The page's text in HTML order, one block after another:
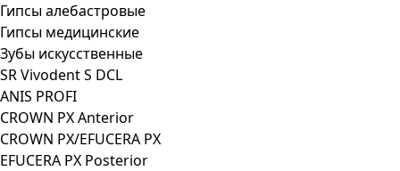
Гипсы алебастровые
Гипсы медицинские
Зубы искусственные
SR Vivodent S DCL
ANIS PROFI
CROWN PX Anterior
CROWN PX/EFUCERA PX
EFUCERA PX Posterior